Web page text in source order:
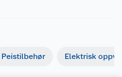
Peistilbehør Elektrisk